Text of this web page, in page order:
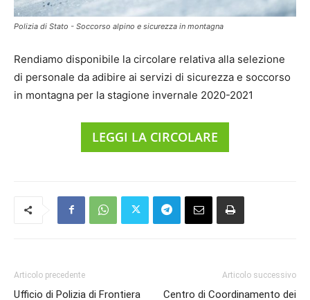
Polizia di Stato - Soccorso alpino e sicurezza in montagna
Rendiamo disponibile la circolare relativa alla selezione
di personale da adibire ai servizi di sicurezza e soccorso
in montagna per la stagione invernale 2020-2021
LEGGI LA CIRCOLARE
Articolo precedente
Ufficio di Polizia di Frontiera
Articolo successivo
Centro di Coordinamento dei